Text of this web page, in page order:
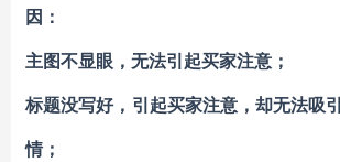
因：
主图不显眼，无法引起买家注意；
标题没写好，引起买家注意，却无法吸
情；